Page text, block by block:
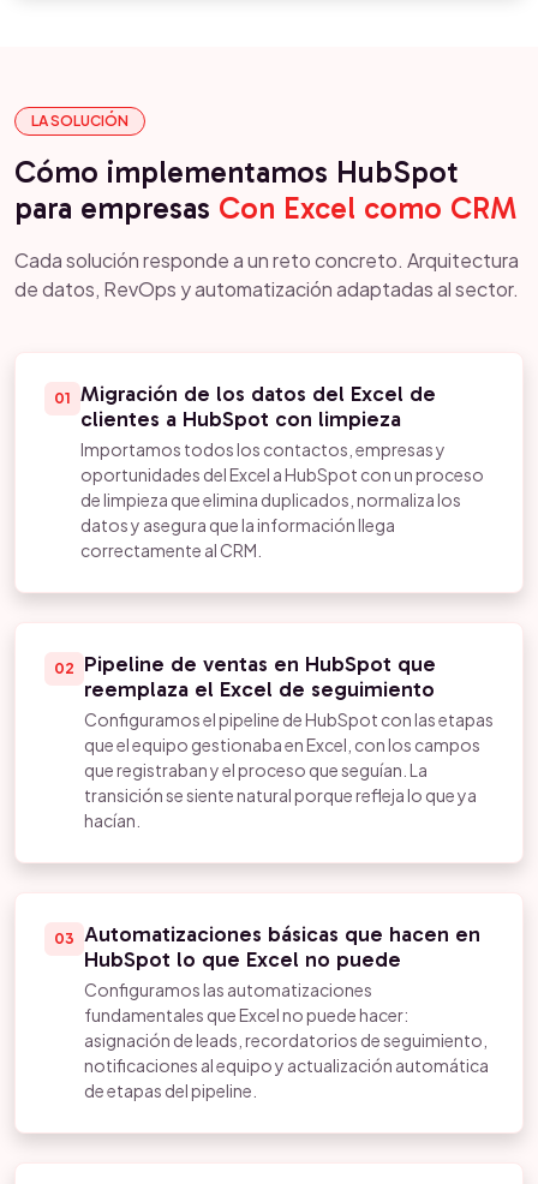
LA SOLUCIÓN
Cómo implementamos HubSpot
para empresas Con Excel como CRM
Cada solución responde a un reto concreto. Arquitectura
de datos, RevOps y automatización adaptadas al sector.
01 Migración de los datos del Excel de
clientes a HubSpot con limpieza
Importamos todos los contactos, empresas y
oportunidades del Excel a HubSpot con un proceso
de limpieza que elimina duplicados, normaliza los
datos y asegura que la información llega
correctamente al CRM.
02
Pipeline de ventas en HubSpot que
reemplaza el Excel de seguimiento
Configuramos el pipeline de HubSpot con las etapas
que el equipo gestionaba en Excel, con los campos
que registraban y el proceso que seguían. La
transición se siente natural porque refleja lo que ya
hacían.
03 Automatizaciones básicas que hacen en
HubSpot lo que Excel no puede
Configuramos las automatizaciones
fundamentales que Excel no puede hacer:
asignación de leads, recordatorios de seguimiento,
notificaciones al equipo y actualización automática
de etapas del pipeline.